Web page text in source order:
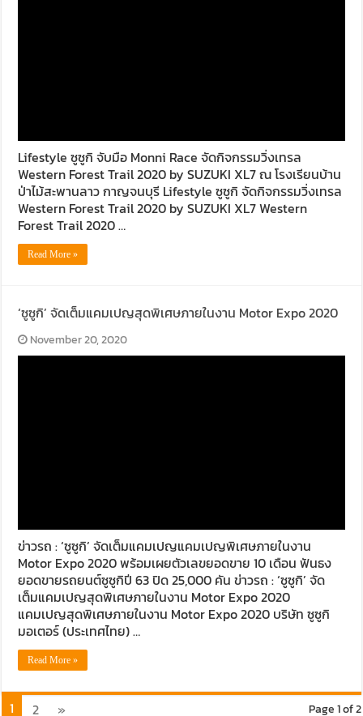
Lifestyle ซูซูกิ จับมือ Monni Race จัดกิจกรรมวิ่งเทรล
Western Forest Trail 2020 by SUZUKI XL7 ณ โรงเรียนบ้าน
ป่าไม้สะพานลาว กาญจนบุรี Lifestyle ซูซูกิ จัดกิจกรรมวิ่งเทรล
Western Forest Trail 2020 by SUZUKI XL7 Western
Forest Trail 2020 …
Read More »
‘ซูซูกิ’ จัดเต็มแคมเปญสุดพิเศษภายในงาน Motor Expo 2020
November 20, 2020
ข่าวรถ : ‘ซูซูกิ’ จัดเต็มแคมเปญแคมเปญพิเศษภายในงาน
Motor Expo 2020 พร้อมเผยตัวเลขยอดขาย 10 เดือน ฟันธง
ยอดขายรถยนต์ซูซูกิปี 63 ปิด 25,000 คัน ข่าวรถ : ‘ซูซูกิ’ จัด
เต็มแคมเปญสุดพิเศษภายในงาน Motor Expo 2020
แคมเปญสุดพิเศษภายในงาน Motor Expo 2020 บริษัท ซูซูกิ
มอเตอร์ (ประเทศไทย) …
Read More »
Page 1 of 2
1 2 »